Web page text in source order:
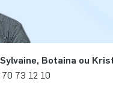
Botaina ou
73 12 10